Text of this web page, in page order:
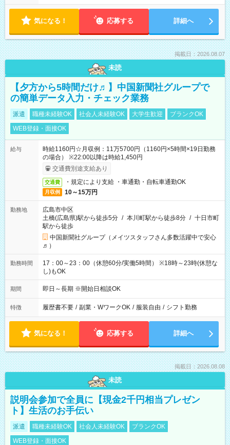
気になる！ 応募する 詳細へ
掲載日：2026.08.07
未読
【夕方から5時間だけ♬】中国新聞社グループで
の簡単データ入力・チェック業務
派遣 職種未経験OK 社会人未経験OK 大学生歓迎
ブランクOK
WEB登録・面接OK
給与
時給1160円☆月収例：11万5700円（1160円×5時間×19日勤務
の場合） ※22:00以降は時給1,450円
交通費別途支給あり
交通費 ・規定により支給 ・車通勤・自転車通勤OK
月収例 10～15万円
勤務地
広島市中区
土橋(広島県)駅から徒歩5分 / 本川町駅から徒歩8分 / 十日市町
駅から徒歩
中国新聞社グループ（メイツスタッフさん多数活躍中で安心
♬）
勤務時間
17：00～23：00（休憩60分/実働5時間） ※18時～23時(休憩な
し)もOK
期間 即日～長期 ※開始日相談OK
特徴 履歴書不要 / 副業・WワークOK / 服装自由 / シフト勤務
気になる！ 応募する 詳細へ
掲載日：2026.08.08
未読
説明会参加で全員に【現金2千円相当プレゼン
ト】生活のお手伝い
派遣 職種未経験OK 社会人未経験OK
ブランクOK
WEB登録・面接OK